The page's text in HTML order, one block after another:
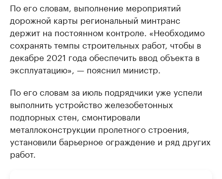
По его словам, выполнение мероприятий
дорожной карты региональный минтранс
держит на постоянном контроле. «Необходимо
сохранять темпы строительных работ, чтобы в
декабре 2021 года обеспечить ввод объекта в
эксплуатацию», — пояснил министр.
По его словам за июль подрядчики уже успели
выполнить устройство железобетонных
подпорных стен, смонтировали
металлоконструкции пролетного строения,
установили барьерное ограждение и ряд других
работ.